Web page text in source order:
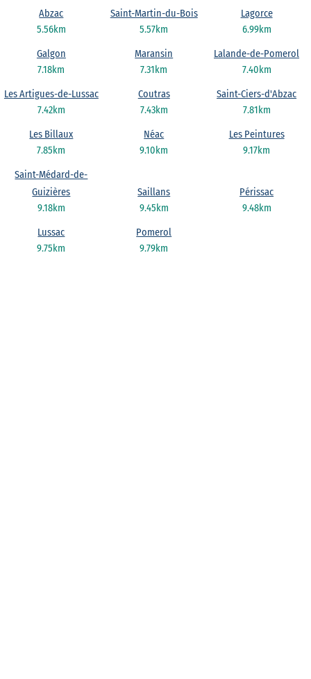
5.56km
Abzac
5.57km
Saint-Martin-du-Bois
6.99km
Lagorce
7.18km
Galgon
7.31km
Maransin
7.40km
Lalande-de-Pomerol
7.42km
Les Artigues-de-Lussac
7.43km
Coutras
7.81km
Saint-Ciers-d'Abzac
7.85km
Les Billaux
9.10km
Néac
9.17km
Les Peintures
9.18km
Saint-Médard-de-
Guizières
9.45km
Saillans
9.48km
Périssac
9.75km
Lussac
9.79km
Pomerol